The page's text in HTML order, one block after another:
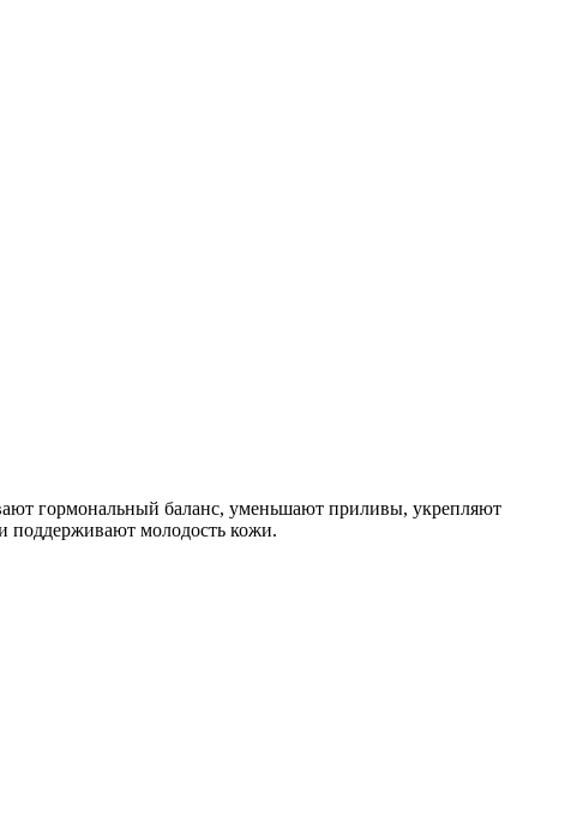
гормональный баланс, уменьшают приливы, укрепляют
поддерживают молодость кожи.